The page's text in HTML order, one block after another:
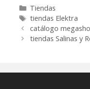
Categorías
Tiendas
Etiquetas
tiendas Elektra
catálogo
tiendas Salinas y